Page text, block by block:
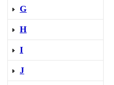
G
H
I
J